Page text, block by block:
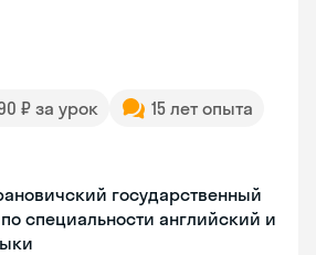
₽ за урок
15 лет опыта
государственный
специальности английский и